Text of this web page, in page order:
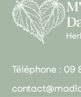
Téléphone : 09